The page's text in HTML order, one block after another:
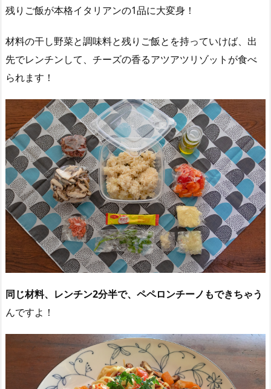
残りご飯が本格イタリアンの1品に大変身！
材料の干し野菜と調味料と残りご飯とを持っていけば、出
先でレンチンして、チーズの香るアツアツリゾットが食べ
られます！
同じ材料、レンチン2分半で、ペペロンチーノもできちゃう
んですよ！